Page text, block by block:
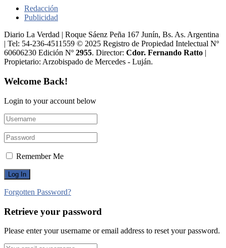
Redacción
Publicidad
Diario La Verdad | Roque Sáenz Peña 167 Junín, Bs. As. Argentina
| Tel: 54-236-4511559 © 2025 Registro de Propiedad Intelectual Nº
60606230 Edición Nº 2955. Director:​ Cdor. Fernando Ratto |
Propietario:​ Arzobispado de Mercedes - Luján.
Welcome Back!
Login to your account below
Remember Me
Forgotten Password?
Retrieve your password
Please enter your username or email address to reset your password.